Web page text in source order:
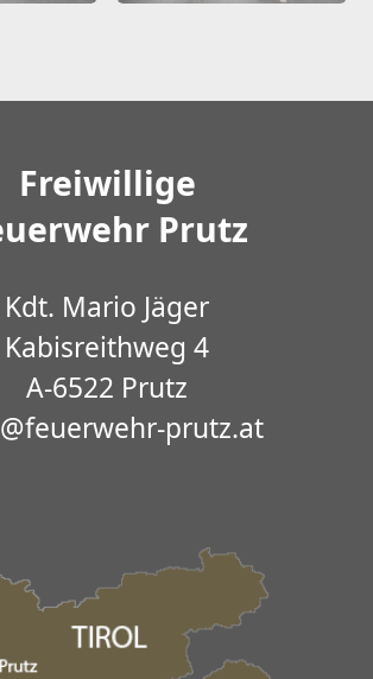
Freiwillige
Prutz
Kdt. Mario Jäger
Kabisreithweg 4
A-6522 Prutz
prutz.at